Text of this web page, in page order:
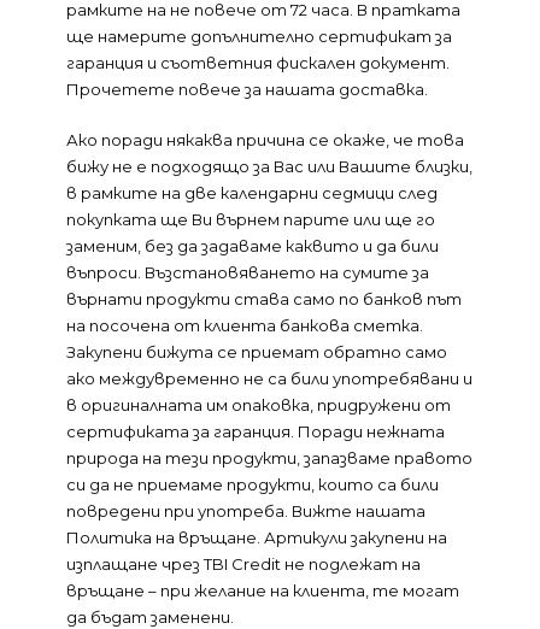
рамките на не повече от 72 часа. В пратката
ще намерите допълнително сертификат за
гаранция и съответния фискален документ.
Прочетете повече за нашата доставка.
Ако поради някаква причина се окаже, че това
бижу не е подходящо за Вас или Вашите близки,
в рамките на две календарни седмици след
покупката ще Ви върнем парите или ще го
заменим, без да задаваме каквито и да били
въпроси. Възстановяването на сумите за
върнати продукти става само по банков път
на посочена от клиента банкова сметка.
Закупени бижута се приемат обратно само
ако междувременно не са били употребявани и
в оригиналната им опаковка, придружени от
сертификата за гаранция. Поради нежната
природа на тези продукти, запазваме правото
си да не приемаме продукти, които са били
повредени при употреба. Вижте нашата
Политика на връщане. Артикули закупени на
изплащане чрез TBI Credit не подлежат на
връщане – при желание на клиента, те могат
да бъдат заменени.